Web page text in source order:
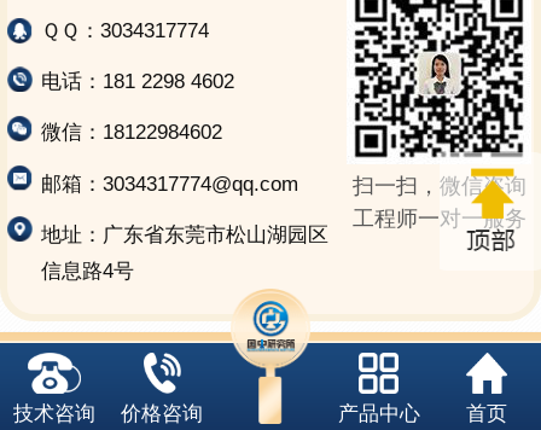
ＱＱ：3034317774
电话：181 2298 4602
微信：18122984602
邮箱：3034317774@qq.com
地址：广东省东莞市松山湖园区
信息路4号
扫一扫，微信咨询
工程师一对一服务
技术咨询 价格咨询 产品中心 首页